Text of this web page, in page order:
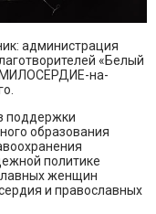
администрация
«Белый
на-
поддержки
образования
политике
женщин
и православных